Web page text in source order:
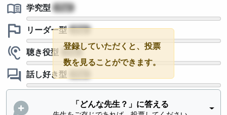
学究型
?
リーダー型
?
聴き役型
?
話し好き型
「どんな先生？」に答える
登録していただくと、投票
数を見ることができます。